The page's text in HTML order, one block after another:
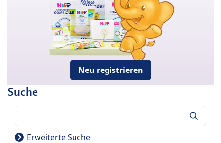
Neu registrieren
Suche
Erweiterte Suche